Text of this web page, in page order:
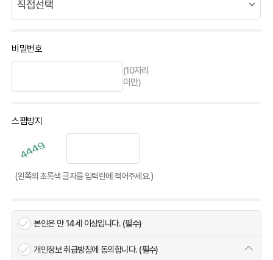
비밀번호
(10자리
미만)
스팸방지
(왼쪽의 초록색 글자를 입력란에 적어주세요.)
본인은 만 14세 이상입니다. (필수)
개인정보 취급방침에 동의합니다. (필수)